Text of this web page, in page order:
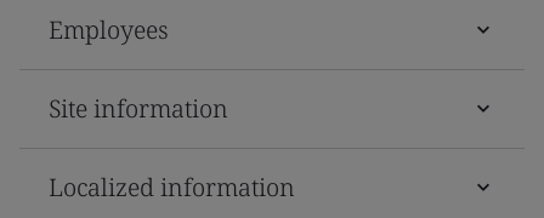
Employees
Site information
Localized information